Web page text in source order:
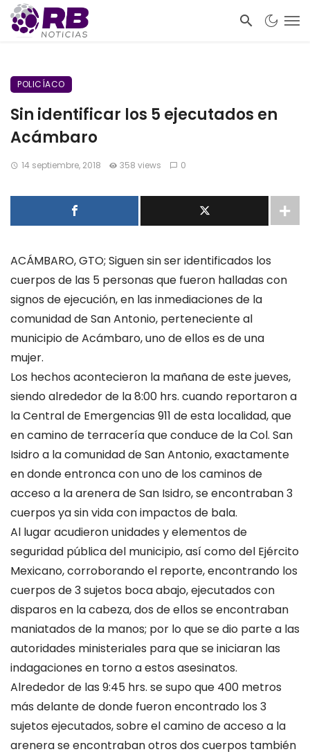
POLICÍACO
Sin identificar los 5 ejecutados en
Acámbaro
14 septiembre, 2018 358 views 0
ACÁMBARO, GTO; Siguen sin ser identificados los
cuerpos de las 5 personas que fueron halladas con
signos de ejecución, en las inmediaciones de la
comunidad de San Antonio, perteneciente al
municipio de Acámbaro, uno de ellos es de una
mujer.
Los hechos acontecieron la mañana de este jueves,
siendo alrededor de la 8:00 hrs. cuando reportaron a
la Central de Emergencias 911 de esta localidad, que
en camino de terracería que conduce de la Col. San
Isidro a la comunidad de San Antonio, exactamente
en donde entronca con uno de los caminos de
acceso a la arenera de San Isidro, se encontraban 3
cuerpos ya sin vida con impactos de bala.
Al lugar acudieron unidades y elementos de
seguridad pública del municipio, así como del Ejército
Mexicano, corroborando el reporte, encontrando los
cuerpos de 3 sujetos boca abajo, ejecutados con
disparos en la cabeza, dos de ellos se encontraban
maniatados de la manos; por lo que se dio parte a las
autoridades ministeriales para que se iniciaran las
indagaciones en torno a estos asesinatos.
Alrededor de las 9:45 hrs. se supo que 400 metros
más delante de donde fueron encontrado los 3
sujetos ejecutados, sobre el camino de acceso a la
arenera se encontraban otros dos cuerpos también